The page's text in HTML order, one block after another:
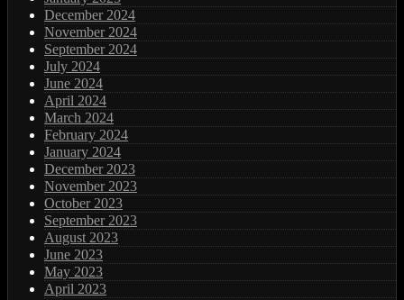
December 2024
November 2024
September 2024
July 2024
June 2024
April 2024
March 2024
February 2024
January 2024
December 2023
November 2023
October 2023
September 2023
August 2023
June 2023
May 2023
April 2023